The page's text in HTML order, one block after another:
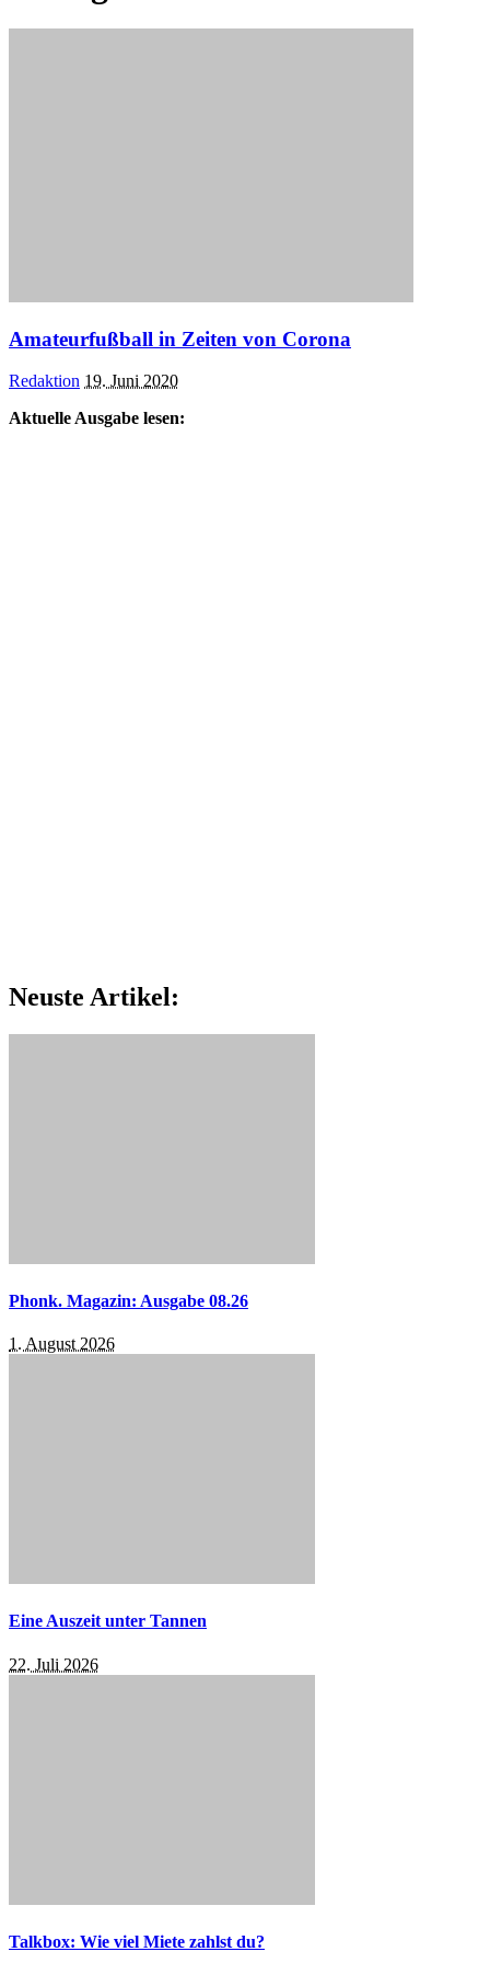
Amateurfußball in Zeiten von Corona
Posted
Redaktion 19. Juni 2020
Aktuelle Ausgabe lesen:
Neuste Artikel:
Phonk. Magazin: Ausgabe 08.26
1. August 2026
Eine Auszeit unter Tannen
22. Juli 2026
Talkbox: Wie viel Miete zahlst du?